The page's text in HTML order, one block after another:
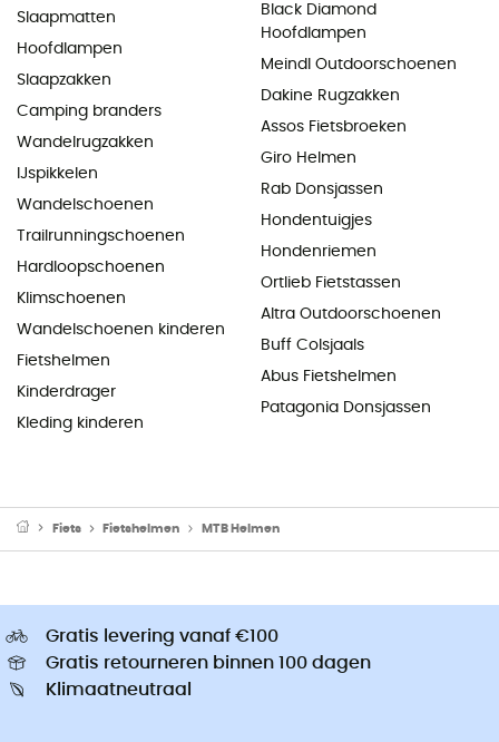
Slaapmatten
Hoofdlampen
Slaapzakken
Camping branders
Wandelrugzakken
IJspikkelen
Wandelschoenen
Trailrunningschoenen
Hardloopschoenen
Klimschoenen
Wandelschoenen kinderen
Fietshelmen
Kinderdrager
Kleding kinderen
Black Diamond
Hoofdlampen
Meindl Outdoorschoenen
Dakine Rugzakken
Assos Fietsbroeken
Giro Helmen
Rab Donsjassen
Hondentuigjes
Hondenriemen
Ortlieb Fietstassen
Altra Outdoorschoenen
Buff Colsjaals
Abus Fietshelmen
Patagonia Donsjassen
Fiets Fietshelmen MTB Helmen
Gratis levering vanaf €100
Gratis retourneren binnen 100 dagen
Klimaatneutraal